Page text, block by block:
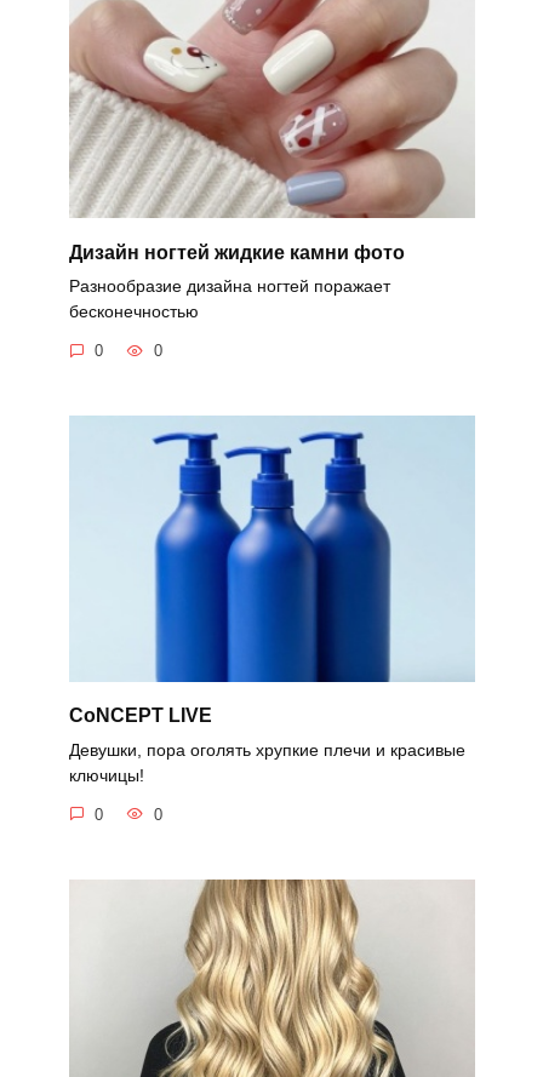
Дизайн ногтей жидкие камни фото
Разнообразие дизайна ногтей поражает
бесконечностью
0 0
CoNCEPT LIVE
Девушки, пора оголять хрупкие плечи и красивые
ключицы!
0 0